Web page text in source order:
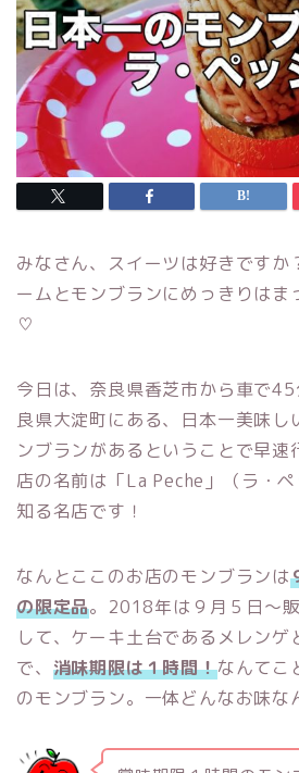
みなさん、スイーツは好きですか
ームとモンブランにめっきりはま
♡
今日は、奈良県香芝市から車で
良県大淀町にある、日本一美味し
ンブランがあるということで早速
店の名前は「La Peche」（ラ・
知る名店です！
なんとここのお店のモンブランは
の限定品。2018年は９月５日〜
して、ケーキ土台であるメレンゲ
で、 消味期限は１時間！なんてこ
のモンブラン。一体どんなお味な